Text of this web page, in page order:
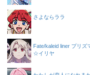
さよならララ
Fate/kaleid liner プリズ
☆イリヤ